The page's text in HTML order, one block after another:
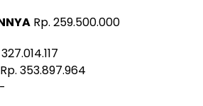
Rp. 259.500.000
Rp. 353.897.964